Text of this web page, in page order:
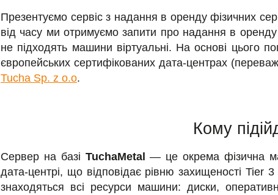
Презентуємо сервіс з надання в оренду фізичних
від часу ми отримуємо запити про надання в
не підходять машини віртуальні. На основі цього
європейських сертифікованих дата-центрах
Tucha Sp. z o.o.
Кому
Сервер на базі TuchaMetal— це окрема фізична
дата-центрі, що відповідає рівню захищеності
знаходяться всі ресурси машини: диски,